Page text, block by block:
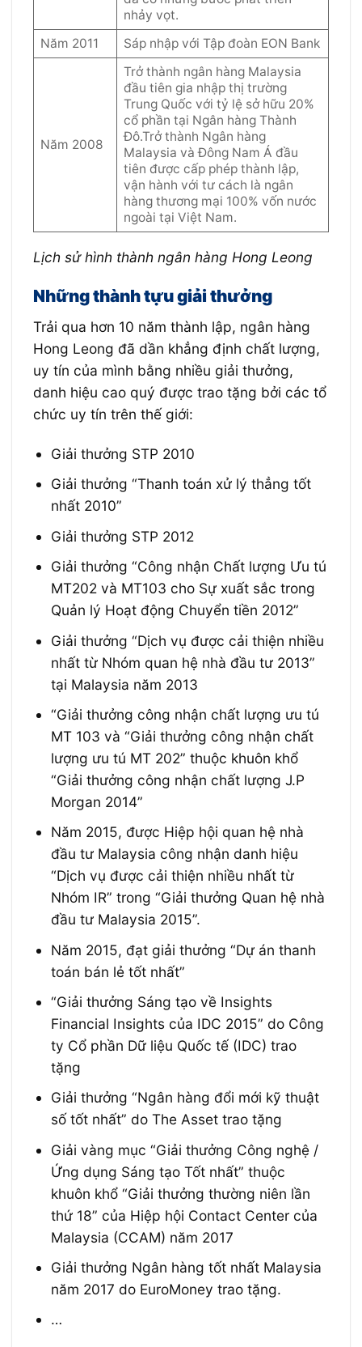
nhảy vọt.
Năm 2011
Sáp nhập với Tập đoàn EON Bank
Năm 2008
Trở thành ngân hàng Malaysia
đầu tiên gia nhập thị trường
Trung Quốc với tỷ lệ sở hữu 20%
cổ phần tại Ngân hàng Thành
Đô.Trở thành Ngân hàng
Malaysia và Đông Nam Á đầu
tiên được cấp phép thành lập,
vận hành với tư cách là ngân
hàng thương mại 100% vốn nước
ngoài tại Việt Nam.
Lịch sử hình thành ngân hàng Hong Leong
Những thành tựu giải thưởng
Trải qua hơn 10 năm thành lập, ngân hàng
Hong Leong đã dần khẳng định chất lượng,
uy tín của mình bằng nhiều giải thưởng,
danh hiệu cao quý được trao tặng bởi các tổ
chức uy tín trên thế giới:
Giải thưởng STP 2010
Giải thưởng “Thanh toán xử lý thẳng tốt
nhất 2010”
Giải thưởng STP 2012
Giải thưởng “Công nhận Chất lượng Ưu tú
MT202 và MT103 cho Sự xuất sắc trong
Quản lý Hoạt động Chuyển tiền 2012”
Giải thưởng “Dịch vụ được cải thiện nhiều
nhất từ ​​Nhóm quan hệ nhà đầu tư 2013”
tại Malaysia năm 2013
“Giải thưởng công nhận chất lượng ưu tú
MT 103 và “Giải thưởng công nhận chất
lượng ưu tú MT 202” thuộc khuôn khổ
“Giải thưởng công nhận chất lượng J.P
Morgan 2014”
Năm 2015, được Hiệp hội quan hệ nhà
đầu tư Malaysia công nhận danh hiệu
“Dịch vụ được cải thiện nhiều nhất từ ​​
Nhóm IR” trong “Giải thưởng Quan hệ nhà
đầu tư Malaysia 2015”.
Năm 2015, đạt giải thưởng “Dự án thanh
toán bán lẻ tốt nhất”
“Giải thưởng Sáng tạo về Insights
Financial Insights của IDC 2015” do Công
ty Cổ phần Dữ liệu Quốc tế (IDC) trao
tặng
Giải thưởng “Ngân hàng đổi mới kỹ thuật
số tốt nhất” do The Asset trao tặng
Giải vàng mục “Giải thưởng Công nghệ /
Ứng dụng Sáng tạo Tốt nhất” thuộc
khuôn khổ “Giải thưởng thường niên lần
thứ 18” của Hiệp hội Contact Center của
Malaysia (CCAM) năm 2017
Giải thưởng Ngân hàng tốt nhất Malaysia
năm 2017 do EuroMoney trao tặng.
…